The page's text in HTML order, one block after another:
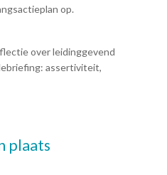
op.
over leidinggevend
assertiviteit,
plaats